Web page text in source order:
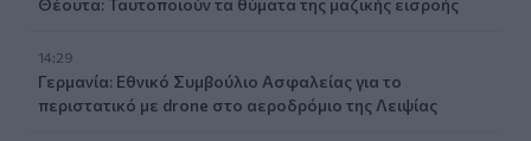
14:29
Γερμανία: Εθνικό Συμβούλιο Ασφαλείας για το
περιστατικό με drone στο αεροδρόμιο της Λειψίας